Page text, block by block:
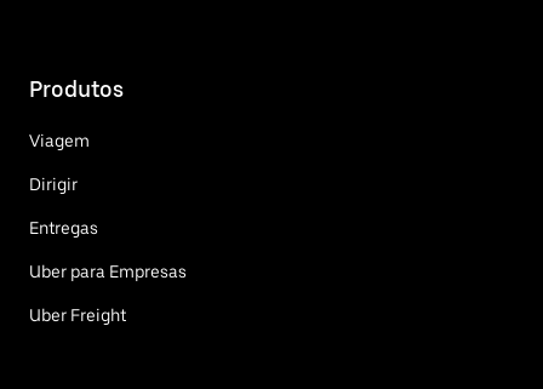
Produtos
Viagem
Dirigir
Entregas
Uber para Empresas
Uber Freight